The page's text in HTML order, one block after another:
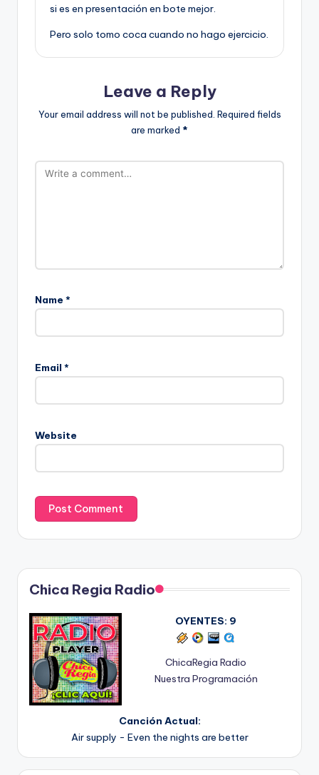
si es en presentación en bote mejor.
Pero solo tomo coca cuando no hago ejercicio.
Leave a Reply
Your email address will not be published. Required fields
are marked *
Name *
Email *
Website
Chica Regia Radio
OYENTES: 9
ChicaRegia Radio
Nuestra Programación
Canción Actual:
Air supply - Even the nights are better